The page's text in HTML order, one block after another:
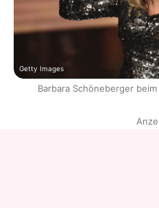
Getty Images
Barbara Schöneberger